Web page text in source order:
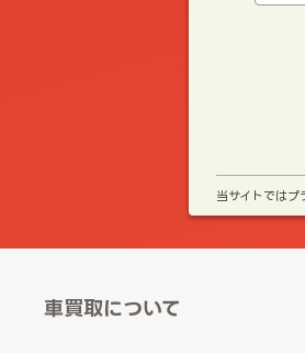
当サイトではプ
車買取について